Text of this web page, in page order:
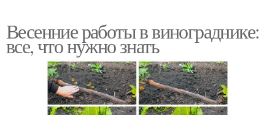
Весенние работы в винограднике:
все, что нужно знать